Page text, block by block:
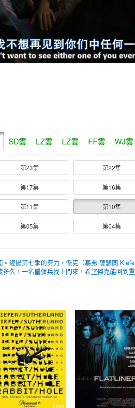
SD雲 LZ雲 LZ雲 FF雲 WJ雲
第23集 第22集
第17集 第16集
第11集 第10集
第05集 第04集
經過第七季的努力，傑克（基弗·薩瑟蘭
久，一名僱傭兵找上門來，希望傑克能回到
2023